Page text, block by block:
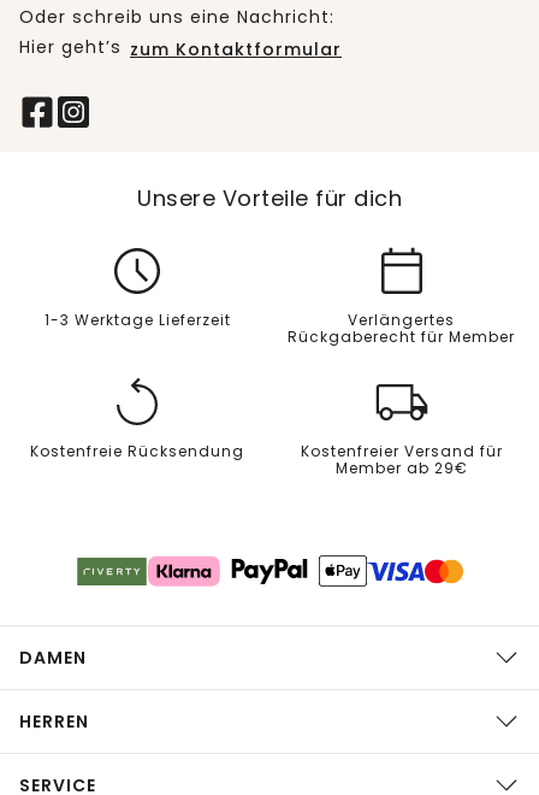
Oder schreib uns eine Nachricht:
Hier geht’s zum Kontaktformular
Unsere Vorteile für dich
1-3 Werktage Lieferzeit
Verlängertes
Rückgaberecht für Member
Kostenfreie Rücksendung
Kostenfreier Versand für
Member ab 29€
DAMEN
HERREN
SERVICE